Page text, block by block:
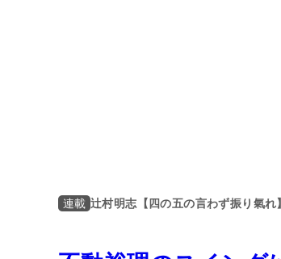
連載 辻村明志【四の五の言わず振り氣れ】